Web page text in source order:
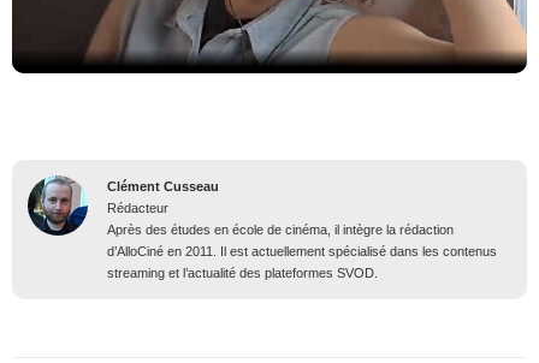
Clément Cusseau
Rédacteur
Après des études en école de cinéma, il intègre la rédaction
d’AlloCiné en 2011. Il est actuellement spécialisé dans les contenus
streaming et l’actualité des plateformes SVOD.